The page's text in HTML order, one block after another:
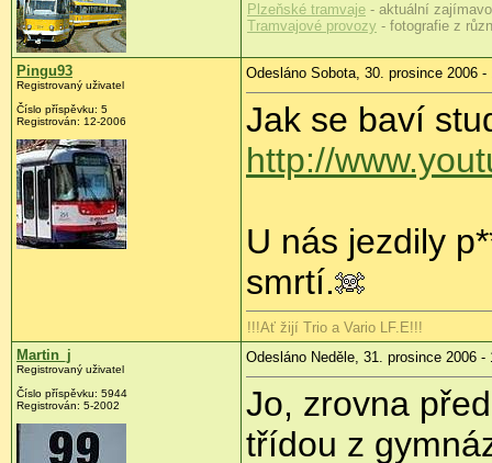
Plzeňské tramvaje - aktuální
Tramvajové provozy - fotografie z
Pingu93
Registrovaný uživatel
Číslo příspěvku: 5
Registrován: 12-2006
Odesláno Sobota, 30. prosince 2006 -
Jak se baví
http://
U nás jezdily
smrtí.
!!!Ať žijí Trio a Vario LF.E!!!
Martin_j
Registrovaný uživatel
Číslo příspěvku: 5944
Registrován: 5-2002
Odesláno Neděle, 31. prosince 2006 -
Jo, zrovna
třídou z